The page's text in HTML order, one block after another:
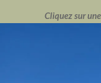
Cliquez sur